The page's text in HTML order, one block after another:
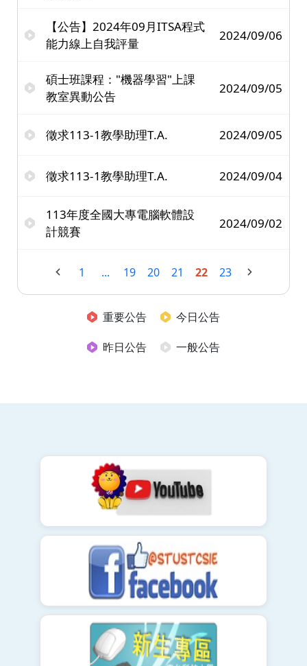
【公告】2024年09月ITSA程式
能力線上自我評量
2024/09/06
碩士班課程："機器學習"上課
教室異動公告
2024/09/05
徵求113-1教學助理T.A. 2024/09/05
徵求113-1教學助理T.A. 2024/09/04
113年度全國大專電腦軟體設
計競賽
2024/09/02
1 ... 19 20 21 22 23
重要公告
今日公告
昨日公告
一般公告